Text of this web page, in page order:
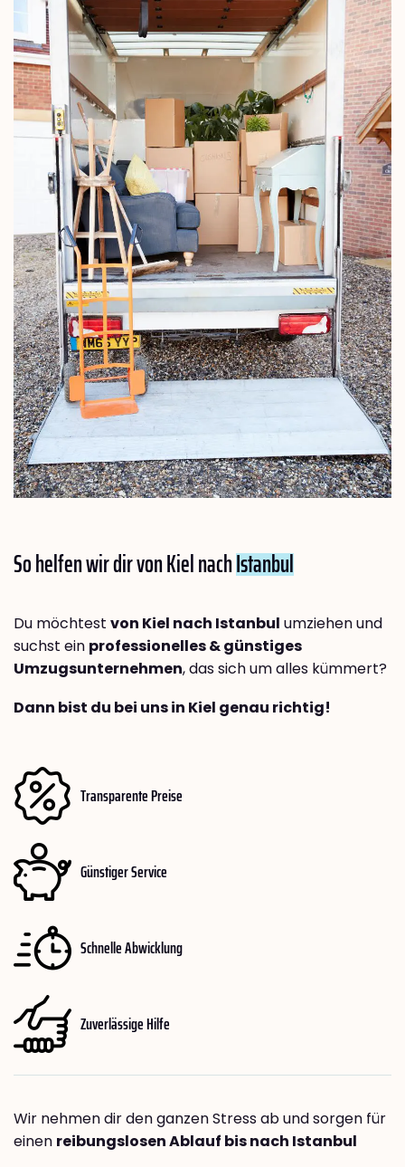
So helfen wir dir von Kiel nachIstanbul
Du möchtest von Kiel nach Istanbul umziehen und
suchst ein professionelles & günstiges
Umzugsunternehmen, das sich um alles kümmert?
Dann bist du bei uns in Kiel genau richtig!
Transparente Preise
Günstiger Service
Schnelle Abwicklung
Zuverlässige Hilfe
Wir nehmen dir den ganzen Stress ab und sorgen für
einen reibungslosen Ablauf bis nach Istanbul